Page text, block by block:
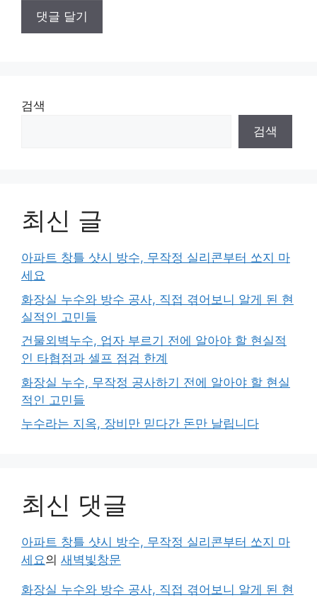
검색
검색
최신 글
아파트 창틀 샷시 방수, 무작정 실리콘부터 쏘지 마
세요
화장실 누수와 방수 공사, 직접 겪어보니 알게 된 현
실적인 고민들
건물외벽누수, 업자 부르기 전에 알아야 할 현실적
인 타협점과 셀프 점검 한계
화장실 누수, 무작정 공사하기 전에 알아야 할 현실
적인 고민들
누수라는 지옥, 장비만 믿다간 돈만 날립니다
최신 댓글
아파트 창틀 샷시 방수, 무작정 실리콘부터 쏘지 마
세요의 새벽빛창문
화장실 누수와 방수 공사, 직접 겪어보니 알게 된 현